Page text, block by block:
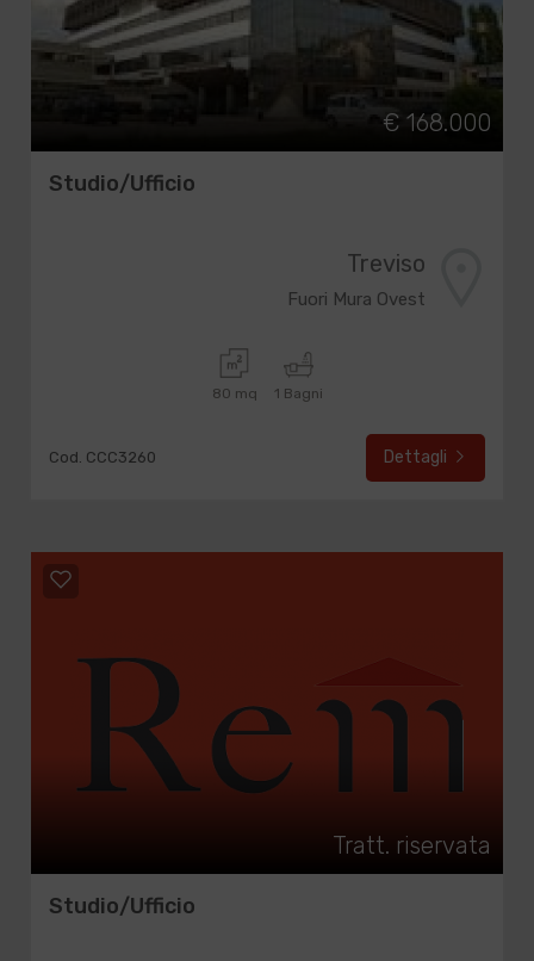
€ 168.000
Studio/Ufficio
Treviso
Fuori Mura Ovest
80 mq 1 Bagni
Cod. CCC3260 Dettagli
Tratt. riservata
Studio/Ufficio